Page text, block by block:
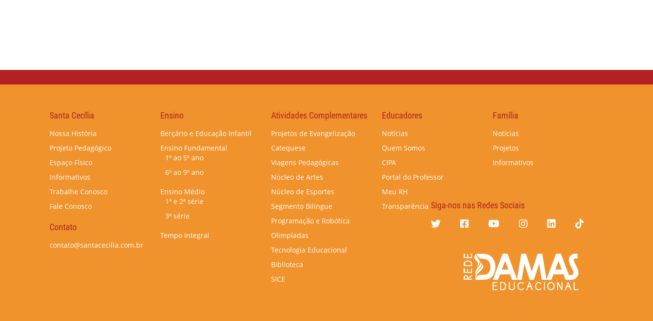
Santa Cecília
Nossa História
Projeto Pedagógico
Espaço Físico
Informativos
Trabalhe Conosco
Fale Conosco
Contato
contato@santacecilia.com.br
Ensino
Berçário e Educação Infantil
Ensino Fundamental
1º ao 5º ano
6º ao 9º ano
Ensino Médio
1ª e 2ª série
3ª série
Tempo Integral
Atividades Complementares
Projetos de Evangelização
Catequese
Viagens Pedagógicas
Núcleo de Artes
Núcleo de Esportes
Segmento Bilíngue
Programação e Robótica
Olimpíadas
Tecnologia Educacional
Biblioteca
SICE
Educadores
Notícias
Quem Somos
CIPA
Portal do Professor
Meu RH
Transparência
Família
Notícias
Projetos
Informativos
Siga-nos nas Redes Sociais